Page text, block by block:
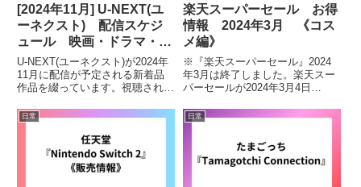
[2024年11月] U-NEXT(ユ
ーネクスト) 配信スケジ
ュール 映画・ドラマ・ア
ニメなど
U-NEXT(ユーネクスト)が2024年
11月に配信が予定される新着品
作品を綴っています。視聴される
い。 洋画11月1日（金）・プー2
あくまのくまさんとじゃあくなな
かまたち・オクス駅お化け11月6
日（水）・マン...
楽天スーパーセール お得
情報 2024年3月 《コス
メ編》
※『楽天スーパーセール』2024
年3月は終了しました。楽天スー
パーセールが2024年3月4日
rakuten_design="slide";rakuten_a
ffiliateId="2fd1fc4f.79bf070a...
日常 日常